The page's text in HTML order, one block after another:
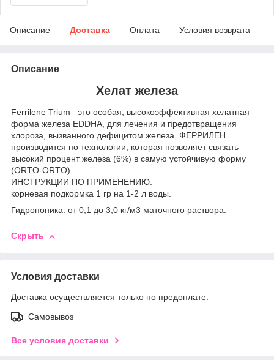
Описание Доставка Оплата Условия возврата
Описание
Хелат железа
Ferrilene Trium– это особая, высокоэффективная хелатная
форма железа EDDHA, для лечения и предотвращения
хлороза, вызванного дефицитом железа. ФЕРРИЛЕН
производится по технологии, которая позволяет связать
высокий процент железа (6%) в самую устойчивую форму
(ORTO-ORTO).
ИНСТРУКЦИИ ПО ПРИМЕНЕНИЮ:
корневая подкормка 1 гр на 1-2 л воды.
Гидропоника: от 0,1 до 3,0 кг/м3 маточного раствора.
Скрыть
Условия доставки
Доставка осуществляется только по предоплате.
Самовывоз
Все условия доставки